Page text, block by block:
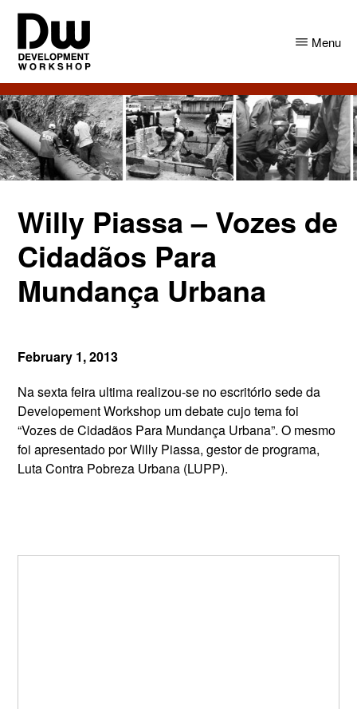
Skip
main
content
Skip
primary
sidebar
DW
Angola
Development
Workshop
Angola
Menu
Willy Piassa – Vozes de
Cidadãos Para
Mundança Urbana
February 1, 2013
Na sexta feira ultima realizou-se no escritório sede da
Developement Workshop um debate cujo tema foi
“Vozes de Cidadãos Para Mundança Urbana”. O mesmo
foi apresentado por Willy Piassa,gestor de programa,
Luta Contra Pobreza Urbana (LUPP).